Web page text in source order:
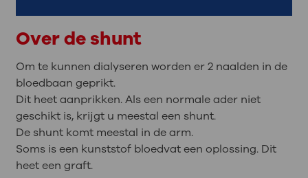
Over de shunt
Om te kunnen dialyseren worden er 2 naalden in de
bloedbaan geprikt.
Dit heet aanprikken. Als een normale ader niet
geschikt is, krijgt u meestal een shunt.
De shunt komt meestal in de arm.
Soms is een kunststof bloedvat een oplossing. Dit
heet een graft.